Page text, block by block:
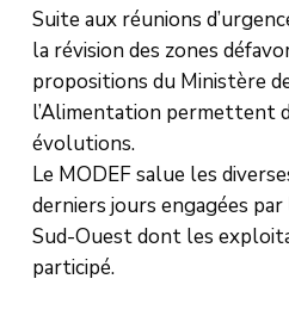
Suite aux réunions
la révision des zones
propositions du Ministère
l’Alimentation permettent
évolutions.
Le MODEF salue les
derniers jours engagées
Sud-Ouest dont les
participé.